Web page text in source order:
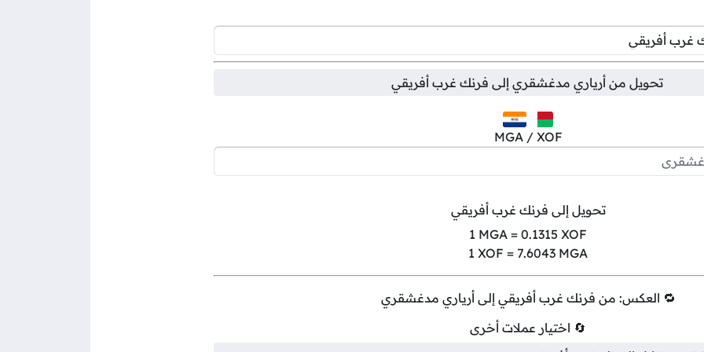
تحويل من أرياري مدغشقري إلى فرنك غرب أفريقي
MGA / XOF
تحويل إلى فرنك غرب أفريقي
1 MGA = 0.1315 XOF
1 XOF = 7.6043 MGA
🔁 العكس: من فرنك غرب أفريقي إلى أرياري مدغشقري
🔄 اختيار عملات أخرى